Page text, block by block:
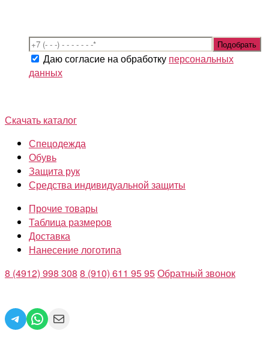
Даю согласие на обработку персональных
данных
Скачать каталог
Спецодежда
Обувь
Защита рук
Средства индивидуальной защиты
Прочие товары
Таблица размеров
Доставка
Нанесение логотипа
8 (4912) 998 308 8 (910) 611 95 95Обратный звонок
Telegram
WhatsApp
Mail